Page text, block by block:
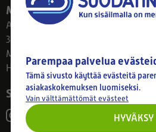
Myymälä
Ahlmanintie 61
33800 Tampere
Ma–Pe 8–17
Huom! Myymälän poikkeusaukiolot:
Seuraa meitä
Parempaa palvelua
Tämä sivusto käyttää evästeitä
asiakaskokemuksen luomiseksi.
Vain välttämättömät evästeet
HYVÄKSY